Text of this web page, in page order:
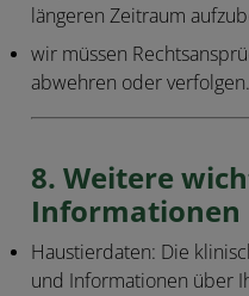
längeren Zeitraum
wir müssen
abwehren oder verfolgen.
8. Weitere
Informationen
Haustierdaten: Die
und Informationen über